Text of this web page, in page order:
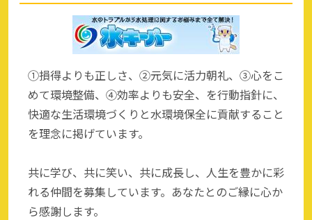
①損得よりも正しさ、②元気に活力朝礼、③心をこ
めて環境整備、④効率よりも安全、を行動指針に、
快適な生活環境づくりと水環境保全に貢献すること
を理念に掲げています。
共に学び、共に笑い、共に成長し、人生を豊かに彩
れる仲間を募集しています。あなたとのご縁に心か
ら感謝します。